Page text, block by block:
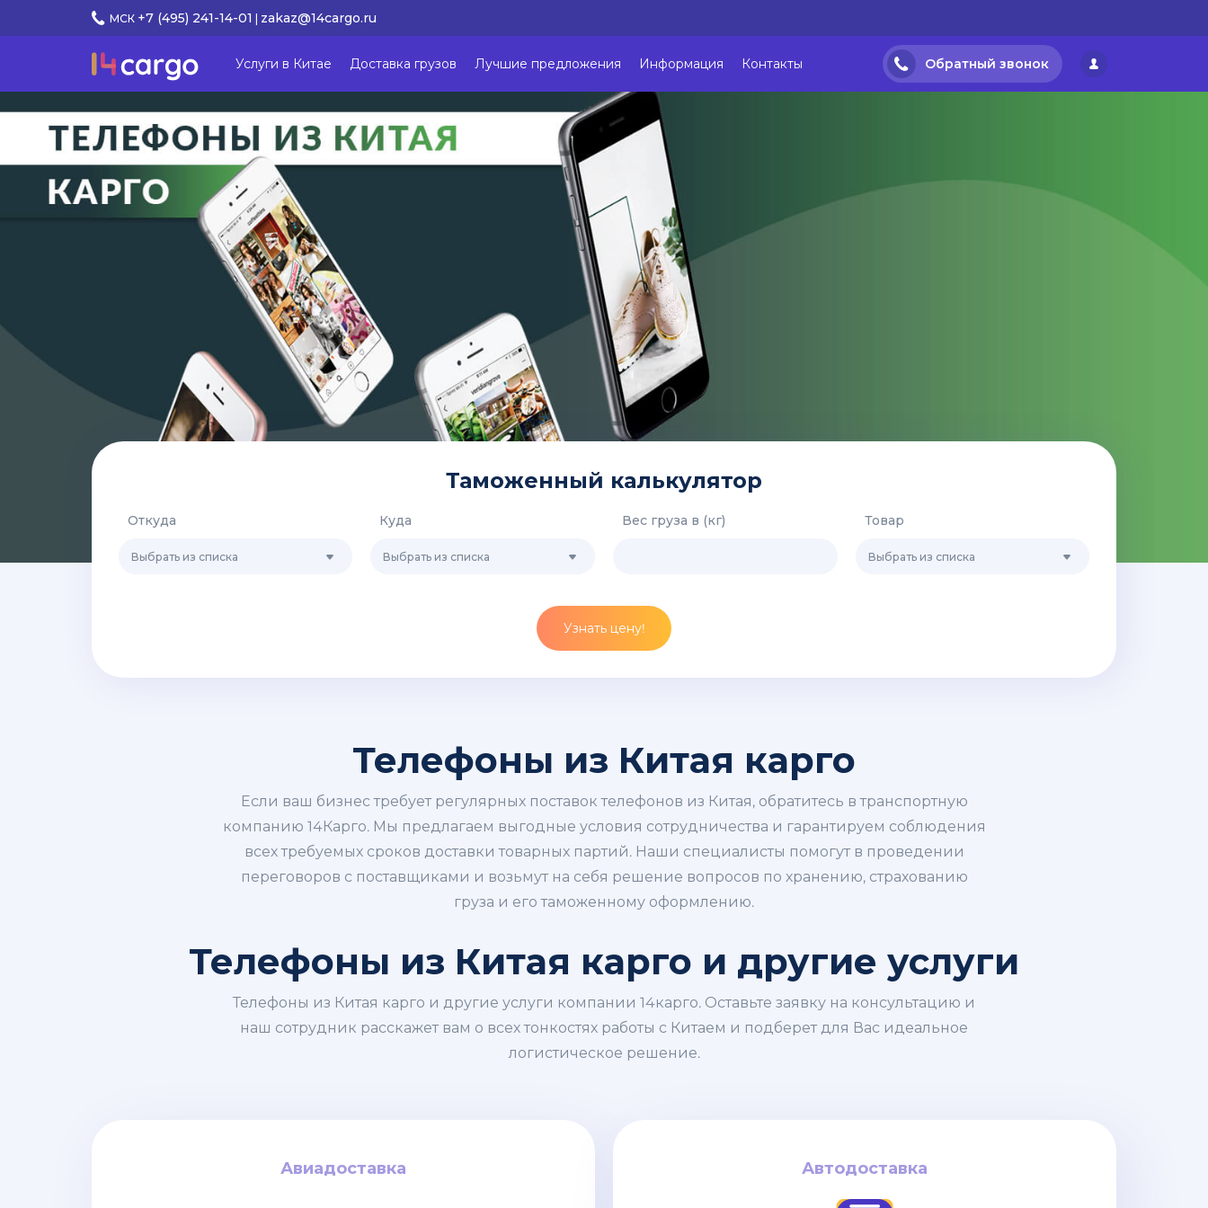
МСК +7 (495) 241-14-01 zakaz@14cargo.ru
Услуги в Китае Доставка грузов Лучшие предложения Информация Контакты Обратный звонок
Таможенный калькулятор
Откуда
Выбрать из списка
Куда
Выбрать из списка
Вес груза в (кг) Товар
Выбрать из списка
Узнать цену!
Телефоны из Китая карго
Если ваш бизнес требует регулярных поставок телефонов из Китая, обратитесь в транспортную
компанию 14Карго. Мы предлагаем выгодные условия сотрудничества и гарантируем соблюдения
всех требуемых сроков доставки товарных партий. Наши специалисты помогут в проведении
переговоров с поставщиками и возьмут на себя решение вопросов по хранению, страхованию
груза и его таможенному оформлению.
Телефоны из Китая карго и другие услуги
Телефоны из Китая карго и другие услуги компании 14карго. Оставьте заявку на консультацию и
наш сотрудник расскажет вам о всех тонкостях работы с Китаем и подберет для Вас идеальное
логистическое решение.
Авиадоставка
Авиадоставка Автодоставка
Автодоставка